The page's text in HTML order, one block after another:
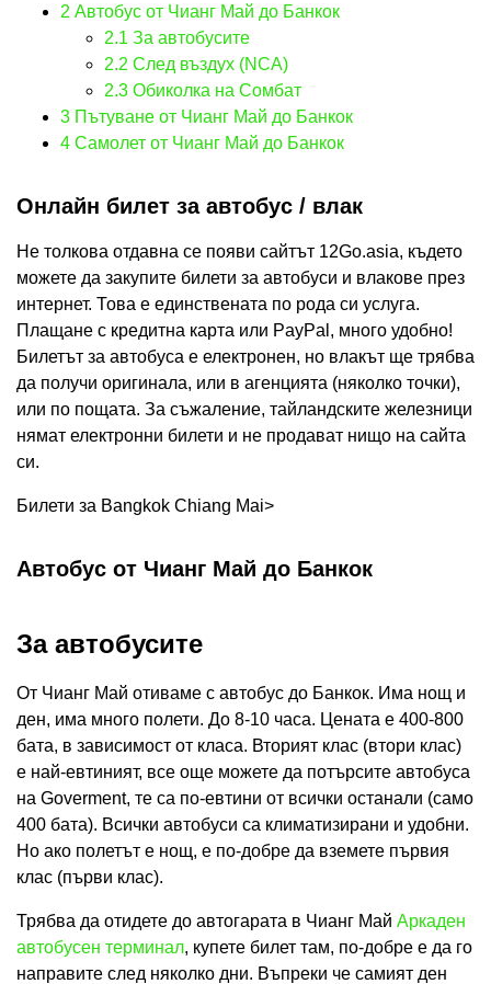
2 Автобус от Чианг Май до Банкок
2.1 За автобусите
2.2 След въздух (NCA)
2.3 Обиколка на Сомбат
3 Пътуване от Чианг Май до Банкок
4 Самолет от Чианг Май до Банкок
Онлайн билет за автобус / влак
Не толкова отдавна се появи сайтът 12Go.asia, където
можете да закупите билети за автобуси и влакове през
интернет. Това е единствената по рода си услуга.
Плащане с кредитна карта или PayPal, много удобно!
Билетът за автобуса е електронен, но влакът ще трябва
да получи оригинала, или в агенцията (няколко точки),
или по пощата. За съжаление, тайландските железници
нямат електронни билети и не продават нищо на сайта
си.
Билети за Bangkok Chiang Mai>
Автобус от Чианг Май до Банкок
За автобусите
От Чианг Май отиваме с автобус до Банкок. Има нощ и
ден, има много полети. До 8-10 часа. Цената е 400-800
бата, в зависимост от класа. Вторият клас (втори клас)
е най-евтиният, все още можете да потърсите автобуса
на Goverment, те са по-евтини от всички останали (само
400 бата). Всички автобуси са климатизирани и удобни.
Но ако полетът е нощ, е по-добре да вземете първия
клас (първи клас).
Трябва да отидете до автогарата в Чианг Май Аркаден
автобусен терминал, купете билет там, по-добре е да го
направите след няколко дни. Въпреки че самият ден